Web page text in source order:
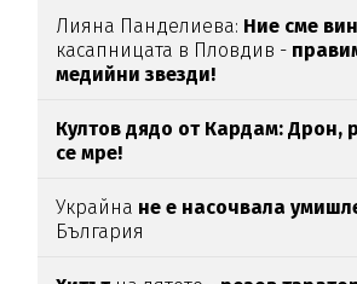
Лияна Панделиева: Ние сме
касапницата в Пловдив -
медийни звезди!
Култов дядо от Кардам: Дрон,
се мре!
Украйна не е насочвала
България